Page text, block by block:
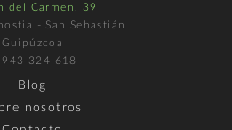
del Carmen, 39
- San Sebastián
Guipúzcoa
943 324 618
Blog
nosotros